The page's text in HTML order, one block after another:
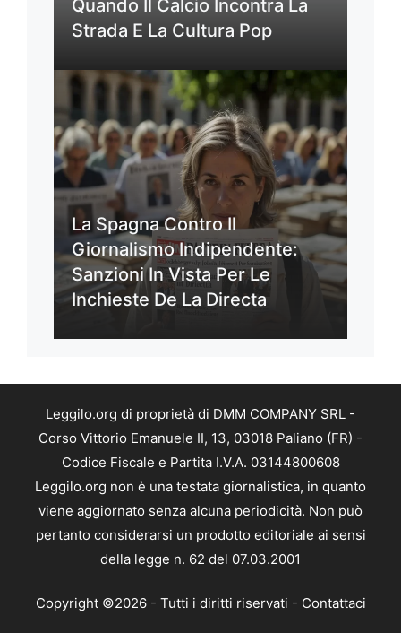
Quando Il Calcio Incontra La
Strada E La Cultura Pop
La Spagna Contro Il
Giornalismo Indipendente:
Sanzioni In Vista Per Le
Inchieste De La Directa
Leggilo.org di proprietà di DMM COMPANY SRL -
Corso Vittorio Emanuele II, 13, 03018 Paliano (FR) -
Codice Fiscale e Partita I.V.A. 03144800608
Leggilo.org non è una testata giornalistica, in quanto
viene aggiornato senza alcuna periodicità. Non può
pertanto considerarsi un prodotto editoriale ai sensi
della legge n. 62 del 07.03.2001
Copyright ©2026 - Tutti i diritti riservati - Contattaci